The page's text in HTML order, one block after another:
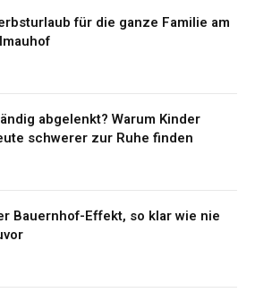
für die ganze Familie am
abgelenkt? Warum Kinder
schwerer zur Ruhe finden
Bauernhof-Effekt, so klar wie nie